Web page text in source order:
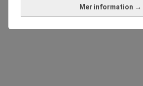
Mer information →